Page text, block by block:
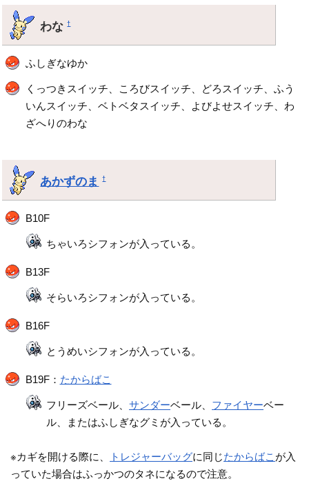
わな†
ふしぎなゆか
くっつきスイッチ、ころびスイッチ、どろスイッチ、ふう
いんスイッチ、ベトベタスイッチ、よびよせスイッチ、わ
ざへりのわな
あかずのま †
B10F
ちゃいろシフォンが入っている。
B13F
そらいろシフォンが入っている。
B16F
とうめいシフォンが入っている。
B19F： たからばこ
フリーズベール、サンダーベール、 ファイヤーベー
ル、またはふしぎなグミが入っている。
※カギを開ける際に、 トレジャーバッグに同じたからばこ が入
っていた場合はふっかつのタネになるので注意。